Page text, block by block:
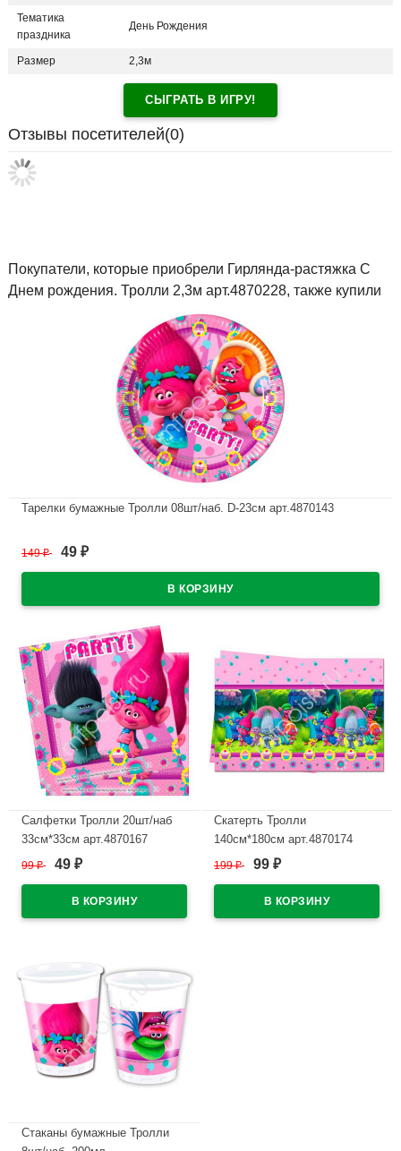
Тематика
праздника
День Рождения
Размер 2,3м
СЫГРАТЬ В ИГРУ!
Отзывы посетителей(0)
Покупатели, которые приобрели Гирлянда-растяжка С
Днем рождения. Тролли 2,3м арт.4870228, также купили
Тарелки бумажные Тролли 08шт/наб. D-23см арт.4870143
149₽ 49 ₽
Салфетки Тролли 20шт/наб
33см*33см арт.4870167
В наличии
99₽ 49 ₽
Скатерть Тролли
140см*180см арт.4870174
В наличии
199₽ 99 ₽
Стаканы бумажные Тролли